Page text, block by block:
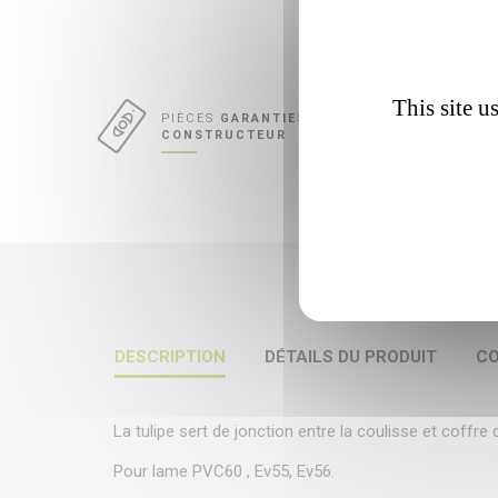
PIÈCES GARANTIES
CONSTRUCTEUR
DESCRIPTION DÉTAILS DU PRODUIT
La tulipe sert de jonction entre la coulisse et coffre
Pour lame PVC60 , Ev55, Ev56.
This site